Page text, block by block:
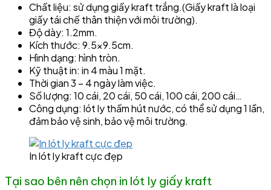
Chất liệu: sử dụng giấy kraft trắng.(Giấy kraft là loại
giấy tái chế thân thiện với môi trường).
Độ dày: 1.2mm.
Kích thước: 9.5×9.5cm.
Hình dạng: hình tròn.
Kỹ thuật in: in 4 màu 1 mặt.
Thời gian 3 – 4 ngày làm việc.
Số lượng: 10 cái, 20 cái, 50 cái, 100 cái, 200 cái…
Công dụng: lót ly thấm hút nước, có thể sử dụng 1 lần,
đảm bảo vệ sinh, bảo vệ môi trường.
In lót ly kraft cực đẹp
Tại sao bên nên chọn in lót ly giấy kraft